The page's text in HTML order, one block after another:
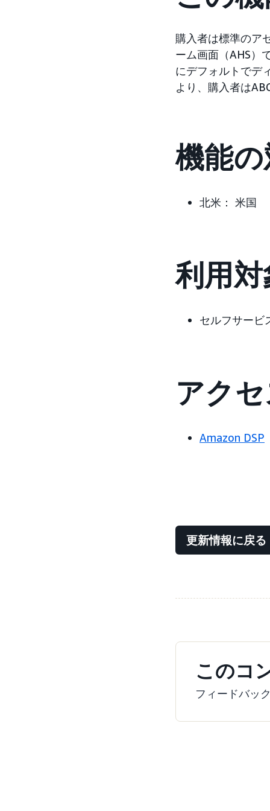
購入者は標準のア
ーム画面（AHS）
にデフォルトでデ
より、購入者は
機能
北米： 米国
利用
セルフサービ
アク
Amazon DSP
更新情報に戻る
このコ
フィードバッ